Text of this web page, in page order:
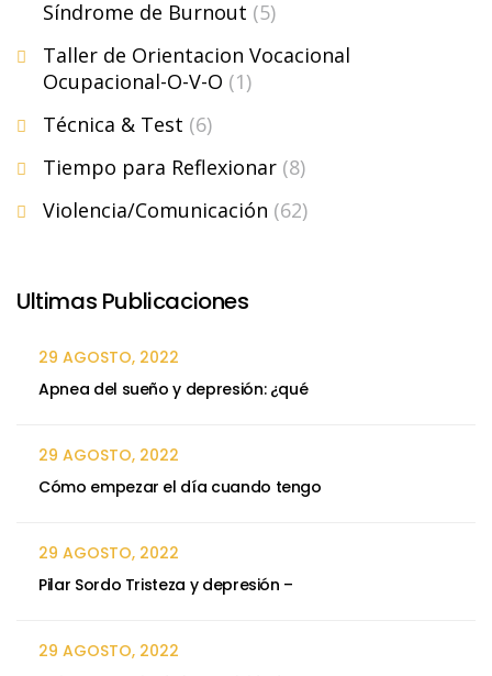
Síndrome de Burnout (5)
Taller de Orientacion Vocacional
Ocupacional-O-V-O (1)
Técnica & Test (6)
Tiempo para Reflexionar (8)
Violencia/Comunicación (62)
Ultimas Publicaciones
29 AGOSTO, 2022
Apnea del sueño y depresión: ¿qué
29 AGOSTO, 2022
Cómo empezar el día cuando tengo
29 AGOSTO, 2022
Pilar Sordo Tristeza y depresión –
29 AGOSTO, 2022